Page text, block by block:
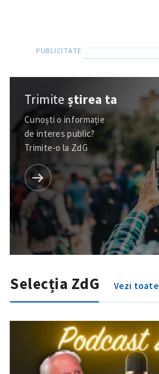
Trimiteștirea ta
Cunoști o informație
de interes public?
Trimite-o la ZdG
Selecția ZdG Vezi toate